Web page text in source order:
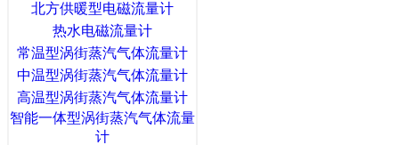
北方供暖型电磁流量计
热水电磁流量计
常温型涡街蒸汽气体流量计
中温型涡街蒸汽气体流量计
高温型涡街蒸汽气体流量计
智能一体型涡街蒸汽气体流量
计